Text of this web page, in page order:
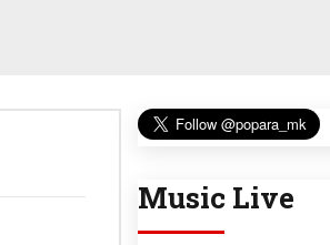
Music Live